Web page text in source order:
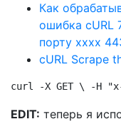
Как
ошибка cURL
порту xxxx
cURL Scrape
curl -X GET \ -H
EDIT: теперь я